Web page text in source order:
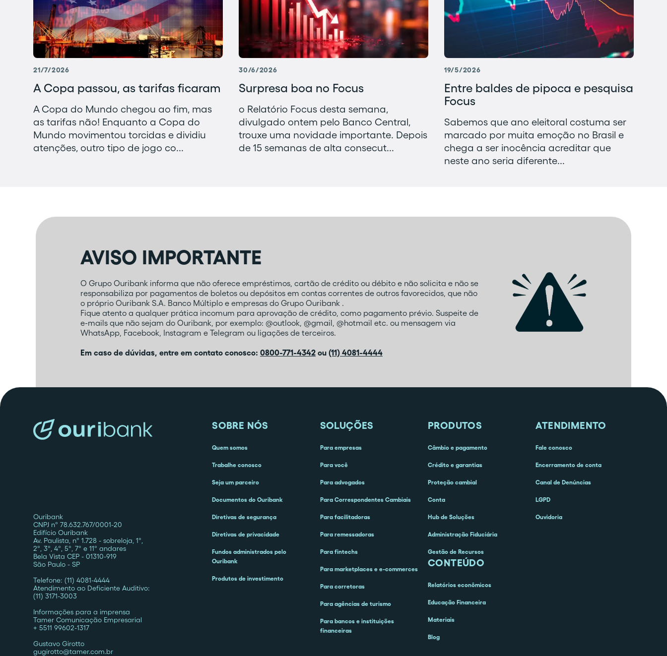
21/7/2026
A Copa passou, as tarifas ficaram
A Copa do Mundo chegou ao fim, mas
as tarifas não! Enquanto a Copa do
Mundo movimentou torcidas e dividiu
atenções, outro tipo de jogo co...
30/6/2026
Surpresa boa no Focus
o Relatório Focus desta semana,
divulgado ontem pelo Banco Central,
trouxe uma novidade importante. Depois
de 15 semanas de alta consecut...
19/5/2026
Entre baldes de pipoca e pesquisa
Focus
Sabemos que ano eleitoral costuma ser
marcado por muita emoção no Brasil e
chega a ser inocência acreditar que
neste ano seria diferente...
AVISO IMPORTANTE
O Grupo Ouribank informa que não oferece empréstimos, cartão de crédito ou débito e não solicita e não se
responsabiliza por pagamentos de boletos ou depósitos em contas correntes de outros favorecidos, que não
o próprio Ouribank S.A. Banco Múltiplo e empresas do Grupo Ouribank .
Fique atento a qualquer prática incomum para aprovação de crédito, como pagamento prévio. Suspeite de
e-mails que não sejam do Ouribank, por exemplo: @outlook, @gmail, @hotmail etc. ou mensagem via
WhatsApp, Facebook, Instagram e Telegram ou ligações de terceiros.
Em caso de dúvidas, entre em contato conosco: 0800-771-4342 ou (11) 4081-4444
Ouribank
CNPJ nº 78.632.767/0001-20
Edifício Ouribank
Av. Paulista, nº 1.728 - sobreloja, 1º,
2º, 3º, 4º, 5º, 7º e 11º andares
Bela Vista CEP - 01310-919
São Paulo - SP
Telefone: (11) 4081-4444
Atendimento ao Deficiente Auditivo:
(11) 3171-3003
Informações para a imprensa
Tamer Comunicação Empresarial
+ 5511 99602-1317
Gustavo Girotto
gugirotto@tamer.com.br
SOBRE NÓS
Quem somos
Trabalhe conosco
Seja um parceiro
Documentos do Ouribank
Diretivas de segurança
Diretivas de privacidade
Fundos administrados pelo
Ouribank
Produtos de investimento
SOLUÇÕES
Para empresas
Para você
Para advogados
Para Correspondentes Cambiais
Para facilitadoras
Para remessadoras
Para fintechs
Para marketplaces e e-commerces
Para corretoras
Para agências de turismo
Para bancos e instituições
financeiras
PRODUTOS
Câmbio e pagamento
Crédito e garantias
Proteção cambial
Conta
Hub de Soluções
Administração Fiduciária
Gestão de Recursos
CONTEÚDO
Relatórios econômicos
Educação Financeira
Materiais
Blog
ATENDIMENTO
Fale conosco
Encerramento de conta
Canal de Denúncias
LGPD
Ouvidoria